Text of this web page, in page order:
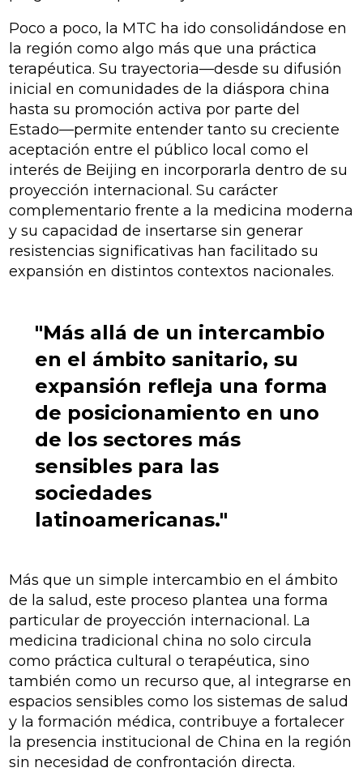
Poco a poco, la MTC ha ido consolidándose en
la región como algo más que una práctica
terapéutica. Su trayectoria—desde su difusión
inicial en comunidades de la diáspora china
hasta su promoción activa por parte del
Estado—permite entender tanto su creciente
aceptación entre el público local como el
interés de Beijing en incorporarla dentro de su
proyección internacional. Su carácter
complementario frente a la medicina moderna
y su capacidad de insertarse sin generar
resistencias significativas han facilitado su
expansión en distintos contextos nacionales.
"Más allá de un intercambio
en el ámbito sanitario, su
expansión refleja una forma
de posicionamiento en uno
de los sectores más
sensibles para las
sociedades
latinoamericanas."
Más que un simple intercambio en el ámbito
de la salud, este proceso plantea una forma
particular de proyección internacional. La
medicina tradicional china no solo circula
como práctica cultural o terapéutica, sino
también como un recurso que, al integrarse en
espacios sensibles como los sistemas de salud
y la formación médica, contribuye a fortalecer
la presencia institucional de China en la región
sin necesidad de confrontación directa.